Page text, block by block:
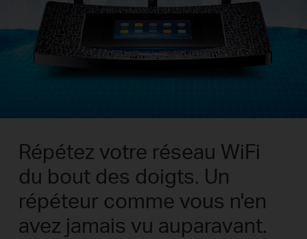
Répétez votre réseau WiFi
du bout des doigts. Un
répéteur comme vous n'en
avez jamais vu auparavant.